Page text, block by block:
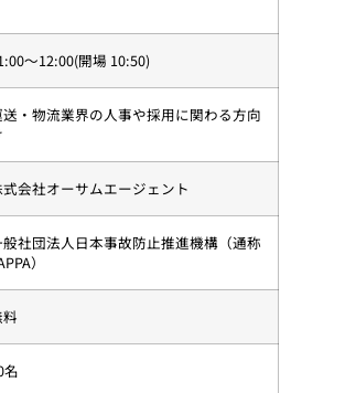
〜12:00(開場 10:50)
・物流業界の人事や採用に関わる方向
会社オーサムエージェント
社団法人日本事故防止推進機構（通称
）
名